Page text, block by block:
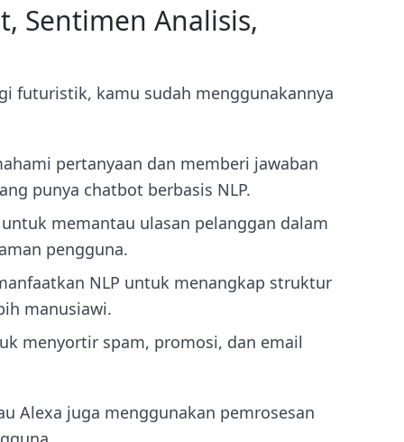
Sentimen Analisis,
futuristik, kamu sudah menggunakannya
pertanyaan dan memberi jawaban
punya chatbot berbasis NLP.
memantau ulasan pelanggan dalam
pengguna.
NLP untuk menangkap struktur
manusiawi.
menyortir spam, promosi, dan email
Alexa juga menggunakan pemrosesan